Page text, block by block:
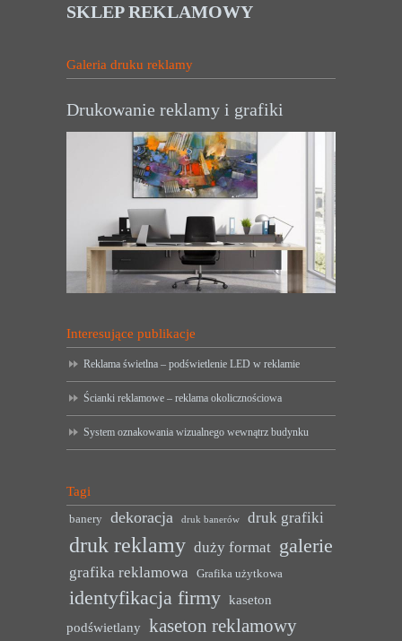
SKLEP REKLAMOWY
Galeria druku reklamy
Drukowanie reklamy i grafiki
Interesujące publikacje
Reklama świetlna – podświetlenie LED w reklamie
Ścianki reklamowe – reklama okolicznościowa
System oznakowania wizualnego wewnątrz budynku
Tagi
banery dekoracja druk banerów druk grafiki
druk reklamy duży format galerie
grafika reklamowa Grafika użytkowa
identyfikacja firmy kaseton
podświetlany kaseton reklamowy